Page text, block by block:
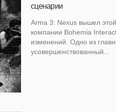
сценарии
Arma 3: Nexus вышел
компании Bohemia
изменений. Одно из
усовершенствованный...